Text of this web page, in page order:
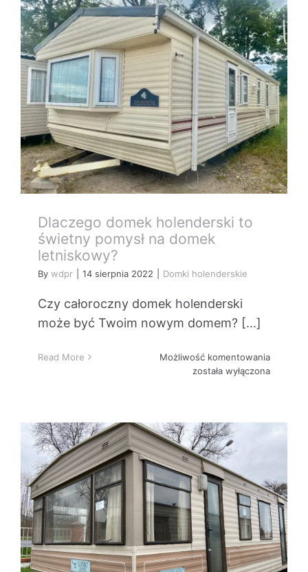
Kontakt
Dlaczego domek holenderski to
świetny pomysł na domek
letniskowy?
By wdpr 14 sierpnia 2022 Domki holenderskie
Czy całoroczny domek holenderski
może być Twoim nowym domem? [...]
Read More Możliwość komentowaniaDlaczego
domek
pomysł
została wyłączona